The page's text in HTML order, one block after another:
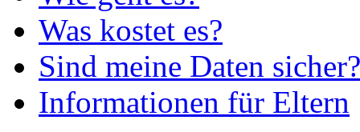
Was kostet es?
Sind meine Daten sicher?
Informationen für Eltern